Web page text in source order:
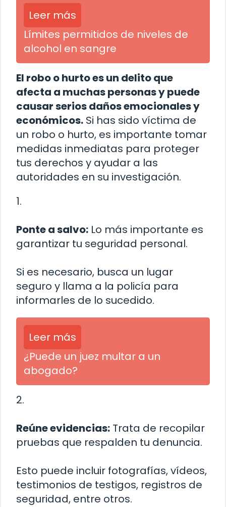
Leer más
Límites permitidos de niveles de
alcohol en sangre
El robo o hurto es un delito que
afecta a muchas personas y puede
causar serios daños emocionales y
económicos. Si has sido víctima de
un robo o hurto, es importante tomar
medidas inmediatas para proteger
tus derechos y ayudar a las
autoridades en su investigación.
1.
Ponte a salvo: Lo más importante es
garantizar tu seguridad personal.
Si es necesario, busca un lugar
seguro y llama a la policía para
informarles de lo sucedido.
Leer más
¿Puede un juez multar a un
abogado?
2.
Reúne evidencias: Trata de recopilar
pruebas que respalden tu denuncia.
Esto puede incluir fotografías, vídeos,
testimonios de testigos, registros de
seguridad, entre otros.